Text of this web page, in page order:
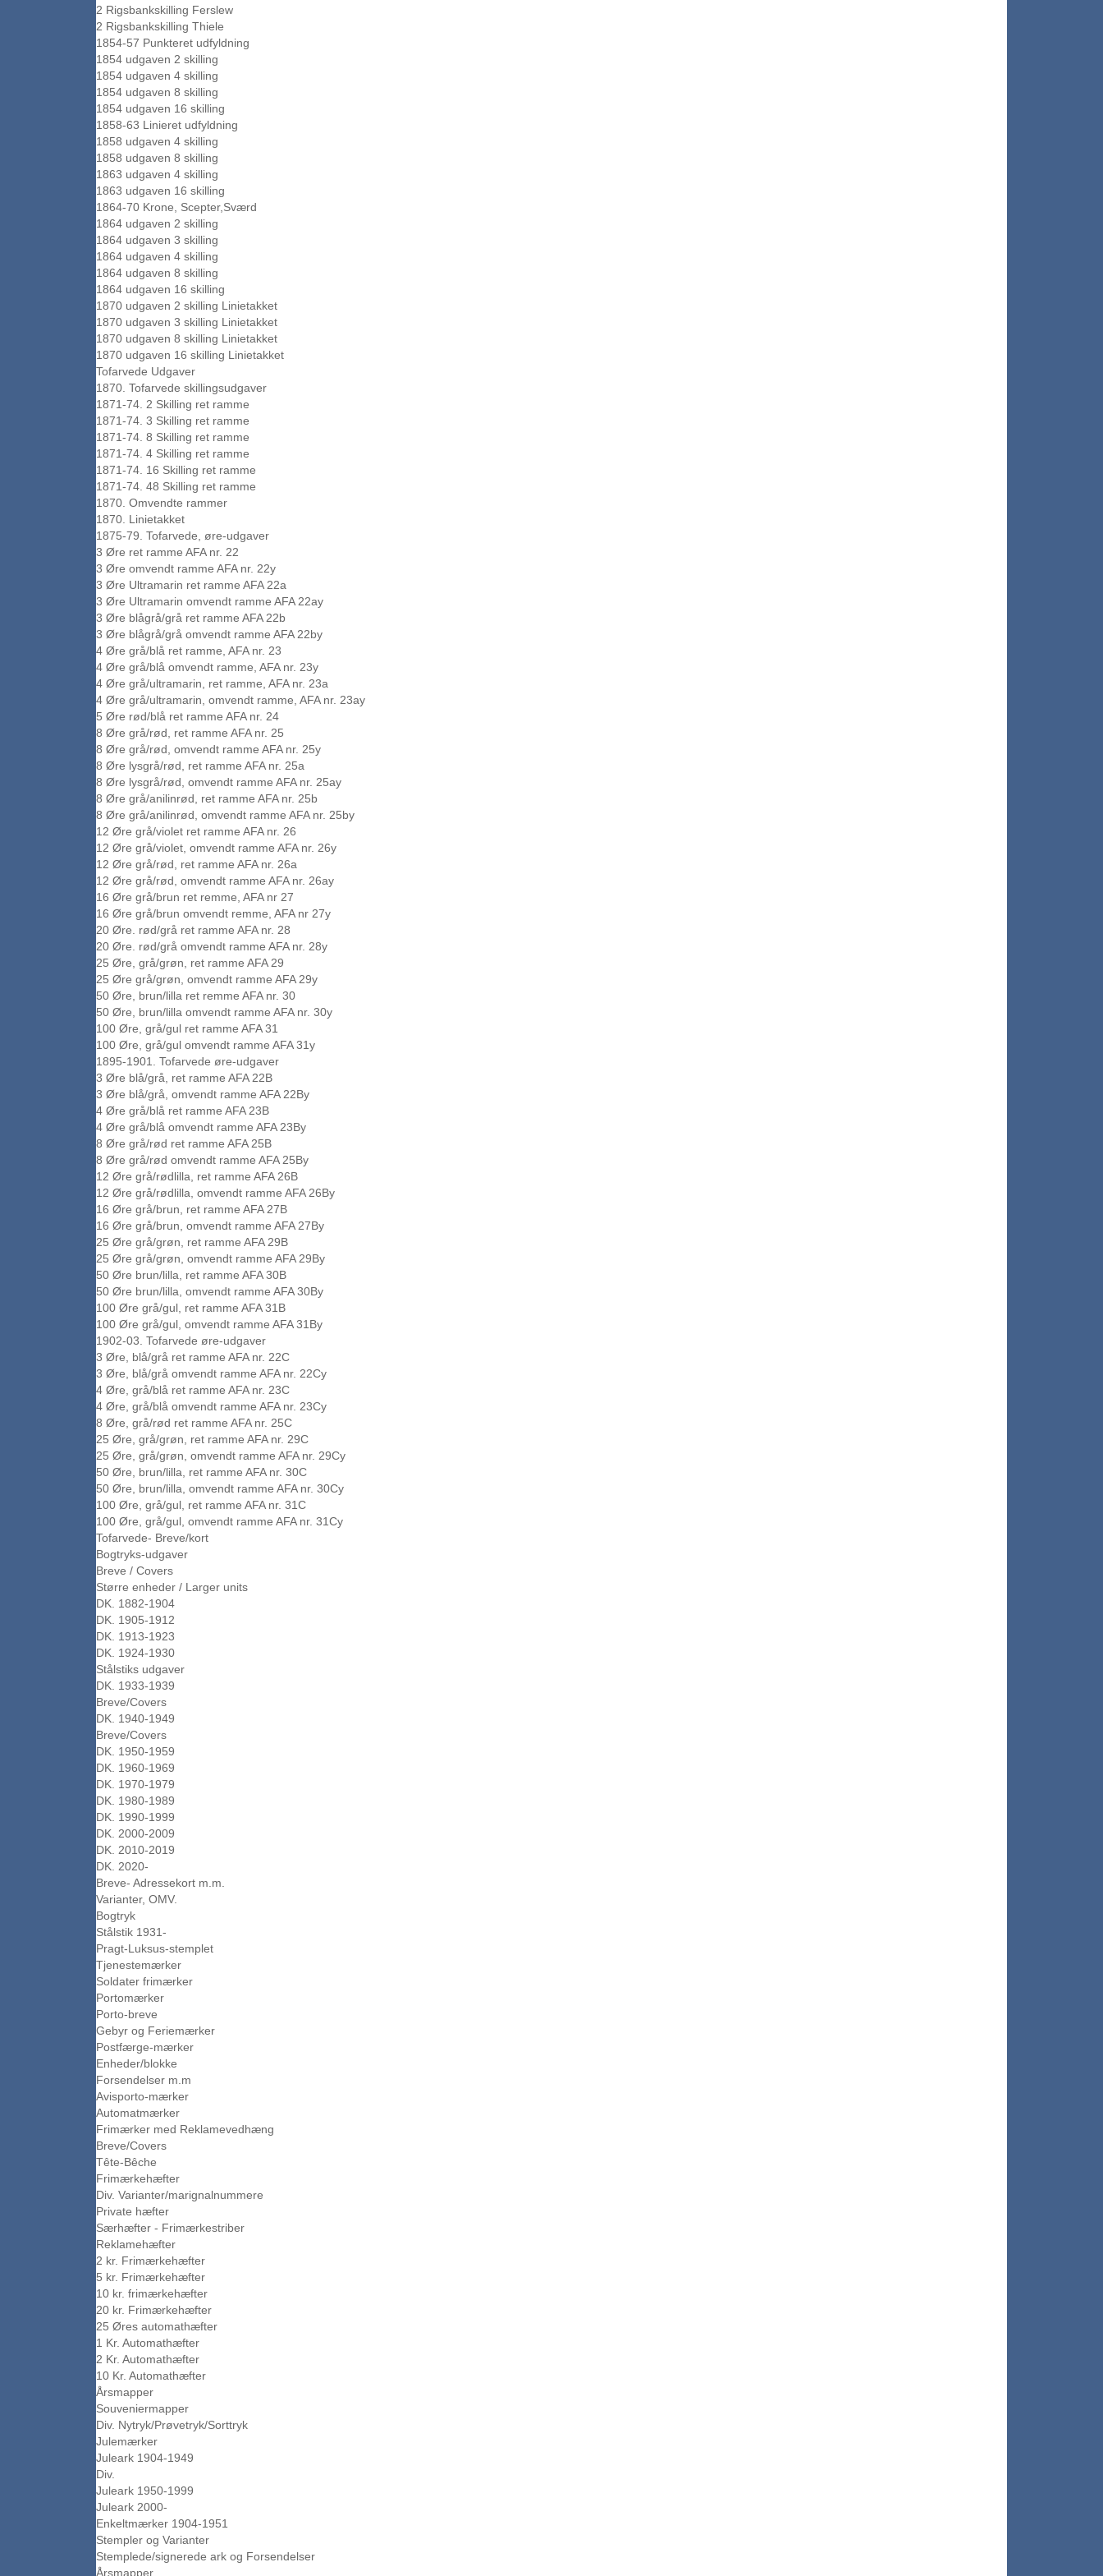
2 Rigsbankskilling Ferslew
2 Rigsbankskilling Thiele
1854-57 Punkteret udfyldning
1854 udgaven 2 skilling
1854 udgaven 4 skilling
1854 udgaven 8 skilling
1854 udgaven 16 skilling
1858-63 Linieret udfyldning
1858 udgaven 4 skilling
1858 udgaven 8 skilling
1863 udgaven 4 skilling
1863 udgaven 16 skilling
1864-70 Krone, Scepter,Sværd
1864 udgaven 2 skilling
1864 udgaven 3 skilling
1864 udgaven 4 skilling
1864 udgaven 8 skilling
1864 udgaven 16 skilling
1870 udgaven 2 skilling Linietakket
1870 udgaven 3 skilling Linietakket
1870 udgaven 8 skilling Linietakket
1870 udgaven 16 skilling Linietakket
Tofarvede Udgaver
1870. Tofarvede skillingsudgaver
1871-74. 2 Skilling ret ramme
1871-74. 3 Skilling ret ramme
1871-74. 8 Skilling ret ramme
1871-74. 4 Skilling ret ramme
1871-74. 16 Skilling ret ramme
1871-74. 48 Skilling ret ramme
1870. Omvendte rammer
1870. Linietakket
1875-79. Tofarvede, øre-udgaver
3 Øre ret ramme AFA nr. 22
3 Øre omvendt ramme AFA nr. 22y
3 Øre Ultramarin ret ramme AFA 22a
3 Øre Ultramarin omvendt ramme AFA 22ay
3 Øre blågrå/grå ret ramme AFA 22b
3 Øre blågrå/grå omvendt ramme AFA 22by
4 Øre grå/blå ret ramme, AFA nr. 23
4 Øre grå/blå omvendt ramme, AFA nr. 23y
4 Øre grå/ultramarin, ret ramme, AFA nr. 23a
4 Øre grå/ultramarin, omvendt ramme, AFA nr. 23ay
5 Øre rød/blå ret ramme AFA nr. 24
8 Øre grå/rød, ret ramme AFA nr. 25
8 Øre grå/rød, omvendt ramme AFA nr. 25y
8 Øre lysgrå/rød, ret ramme AFA nr. 25a
8 Øre lysgrå/rød, omvendt ramme AFA nr. 25ay
8 Øre grå/anilinrød, ret ramme AFA nr. 25b
8 Øre grå/anilinrød, omvendt ramme AFA nr. 25by
12 Øre grå/violet ret ramme AFA nr. 26
12 Øre grå/violet, omvendt ramme AFA nr. 26y
12 Øre grå/rød, ret ramme AFA nr. 26a
12 Øre grå/rød, omvendt ramme AFA nr. 26ay
16 Øre grå/brun ret remme, AFA nr 27
16 Øre grå/brun omvendt remme, AFA nr 27y
20 Øre. rød/grå ret ramme AFA nr. 28
20 Øre. rød/grå omvendt ramme AFA nr. 28y
25 Øre, grå/grøn, ret ramme AFA 29
25 Øre grå/grøn, omvendt ramme AFA 29y
50 Øre, brun/lilla ret remme AFA nr. 30
50 Øre, brun/lilla omvendt ramme AFA nr. 30y
100 Øre, grå/gul ret ramme AFA 31
100 Øre, grå/gul omvendt ramme AFA 31y
1895-1901. Tofarvede øre-udgaver
3 Øre blå/grå, ret ramme AFA 22B
3 Øre blå/grå, omvendt ramme AFA 22By
4 Øre grå/blå ret ramme AFA 23B
4 Øre grå/blå omvendt ramme AFA 23By
8 Øre grå/rød ret ramme AFA 25B
8 Øre grå/rød omvendt ramme AFA 25By
12 Øre grå/rødlilla, ret ramme AFA 26B
12 Øre grå/rødlilla, omvendt ramme AFA 26By
16 Øre grå/brun, ret ramme AFA 27B
16 Øre grå/brun, omvendt ramme AFA 27By
25 Øre grå/grøn, ret ramme AFA 29B
25 Øre grå/grøn, omvendt ramme AFA 29By
50 Øre brun/lilla, ret ramme AFA 30B
50 Øre brun/lilla, omvendt ramme AFA 30By
100 Øre grå/gul, ret ramme AFA 31B
100 Øre grå/gul, omvendt ramme AFA 31By
1902-03. Tofarvede øre-udgaver
3 Øre, blå/grå ret ramme AFA nr. 22C
3 Øre, blå/grå omvendt ramme AFA nr. 22Cy
4 Øre, grå/blå ret ramme AFA nr. 23C
4 Øre, grå/blå omvendt ramme AFA nr. 23Cy
8 Øre, grå/rød ret ramme AFA nr. 25C
25 Øre, grå/grøn, ret ramme AFA nr. 29C
25 Øre, grå/grøn, omvendt ramme AFA nr. 29Cy
50 Øre, brun/lilla, ret ramme AFA nr. 30C
50 Øre, brun/lilla, omvendt ramme AFA nr. 30Cy
100 Øre, grå/gul, ret ramme AFA nr. 31C
100 Øre, grå/gul, omvendt ramme AFA nr. 31Cy
Tofarvede- Breve/kort
Bogtryks-udgaver
Breve / Covers
Større enheder / Larger units
DK. 1882-1904
DK. 1905-1912
DK. 1913-1923
DK. 1924-1930
Stålstiks udgaver
DK. 1933-1939
Breve/Covers
DK. 1940-1949
Breve/Covers
DK. 1950-1959
DK. 1960-1969
DK. 1970-1979
DK. 1980-1989
DK. 1990-1999
DK. 2000-2009
DK. 2010-2019
DK. 2020-
Breve- Adressekort m.m.
Varianter, OMV.
Bogtryk
Stålstik 1931-
Pragt-Luksus-stemplet
Tjenestemærker
Soldater frimærker
Portomærker
Porto-breve
Gebyr og Feriemærker
Postfærge-mærker
Enheder/blokke
Forsendelser m.m
Avisporto-mærker
Automatmærker
Frimærker med Reklamevedhæng
Breve/Covers
Tête-Bêche
Frimærkehæfter
Div. Varianter/marignalnummere
Private hæfter
Særhæfter - Frimærkestriber
Reklamehæfter
2 kr. Frimærkehæfter
5 kr. Frimærkehæfter
10 kr. frimærkehæfter
20 kr. Frimærkehæfter
25 Øres automathæfter
1 Kr. Automathæfter
2 Kr. Automathæfter
10 Kr. Automathæfter
Årsmapper
Souveniermapper
Div. Nytryk/Prøvetryk/Sorttryk
Julemærker
Juleark 1904-1949
Div.
Juleark 1950-1999
Juleark 2000-
Enkeltmærker 1904-1951
Stempler og Varianter
Stemplede/signerede ark og Forsendelser
Årsmapper